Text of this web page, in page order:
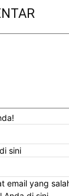
sini
email yang